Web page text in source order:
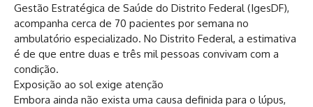
Gestão Estratégica de Saúde do Distrito Federal (IgesDF),
acompanha cerca de 70 pacientes por semana no
ambulatório especializado. No Distrito Federal, a estimativa
é de que entre duas e três mil pessoas convivam com a
condição.
Exposição ao sol exige atenção
Embora ainda não exista uma causa definida para o lúpus,